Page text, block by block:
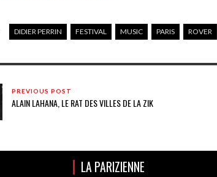
DIDIER PERRIN FESTIVAL MUSIC PARIS ROVER
PREVIOUS POST
ALAIN LAHANA, LE RAT DES VILLES DE LA ZIK
LA PARIZIENNE